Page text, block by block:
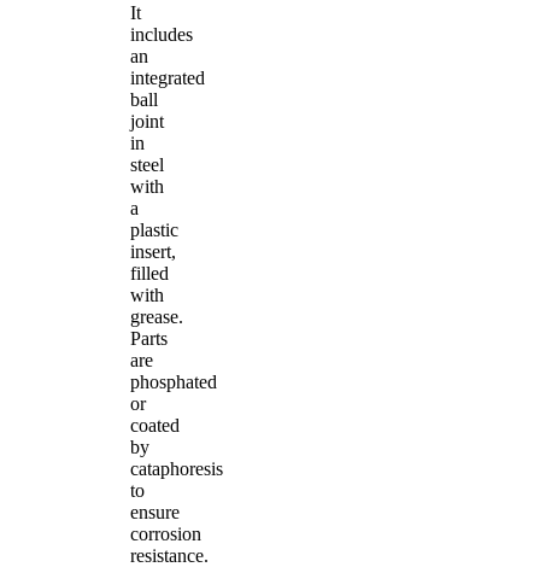
It
includes
an
integrated
ball
joint
in
steel
with
a
plastic
insert,
filled
with
grease.
Parts
are
phosphated
or
coated
by
cataphoresis
to
ensure
corrosion
resistance.